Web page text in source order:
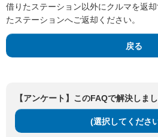
借りたステーション以外にクルマを返
たステーションへご返却ください。
戻る
【アンケート】このFAQで解決しま
(選択してくださ